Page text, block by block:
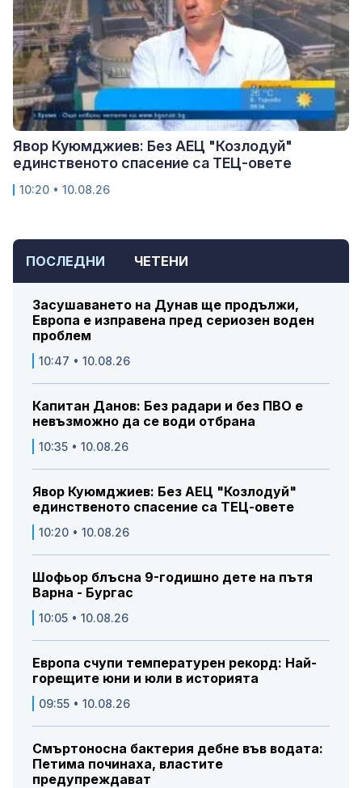
ПОСЛЕДНИ ЧЕТЕНИ
Засушаването на Дунав ще продължи,
Европа е изправена пред сериозен воден
проблем
10:47 • 10.08.26
Капитан Данов: Без радари и без ПВО е
невъзможно да се води отбрана
10:35 • 10.08.26
Явор Куюмджиев: Без АЕЦ "Козлодуй"
единственото спасение са ТЕЦ-овете
10:20 • 10.08.26
Шофьор блъсна 9-годишно дете на пътя
Варна - Бургас
10:05 • 10.08.26
Европа счупи температурен рекорд: Най-
горещите юни и юли в историята
09:55 • 10.08.26
Смъртоносна бактерия дебне във водата:
Петима починаха, властите
предупреждават
Явор Куюмджиев: Без АЕЦ "Козлодуй"
единственото спасение са ТЕЦ-овете
10:20 • 10.08.26